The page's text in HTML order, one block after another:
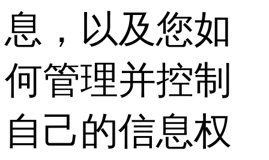
息，以及您如
何管理并控制
自己的信息权